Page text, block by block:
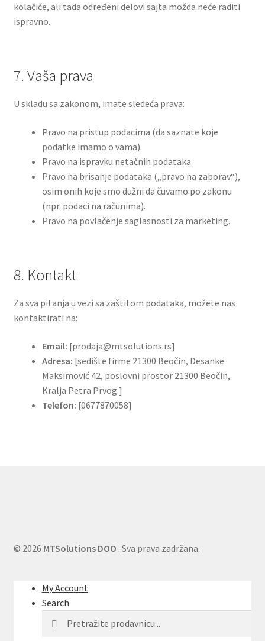
kolačiće, ali tada određeni delovi sajta možda neće raditi
ispravno.
7. Vaša prava
U skladu sa zakonom, imate sledeća prava:
Pravo na pristup podacima (da saznate koje
podatke imamo o vama).
Pravo na ispravku netačnih podataka.
Pravo na brisanje podataka („pravo na zaborav“),
osim onih koje smo dužni da čuvamo po zakonu
(npr. podaci na računima).
Pravo na povlačenje saglasnosti za marketing.
8. Kontakt
Za sva pitanja u vezi sa zaštitom podataka, možete nas
kontaktirati na:
Email: [prodaja@mtsolutions.rs]
Adresa: [sedište firme 21300 Beočin, Desanke
Maksimović 42, poslovni prostor 21300 Beočin,
Kralja Petra Prvog ]
Telefon: [0677870058]
© 2026 MTSolutions DOO . Sva prava zadržana.
My Account
Search